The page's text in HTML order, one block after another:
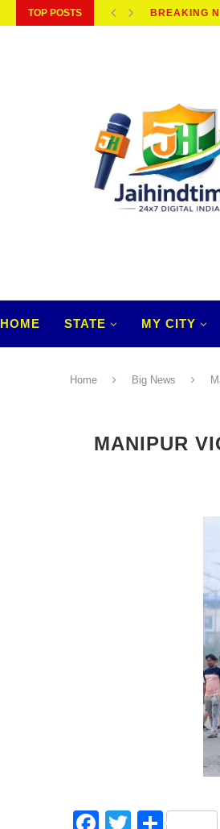
TOP POSTS BREAKING
HOME STATE MY CITY
Home Big News
MANIPUR